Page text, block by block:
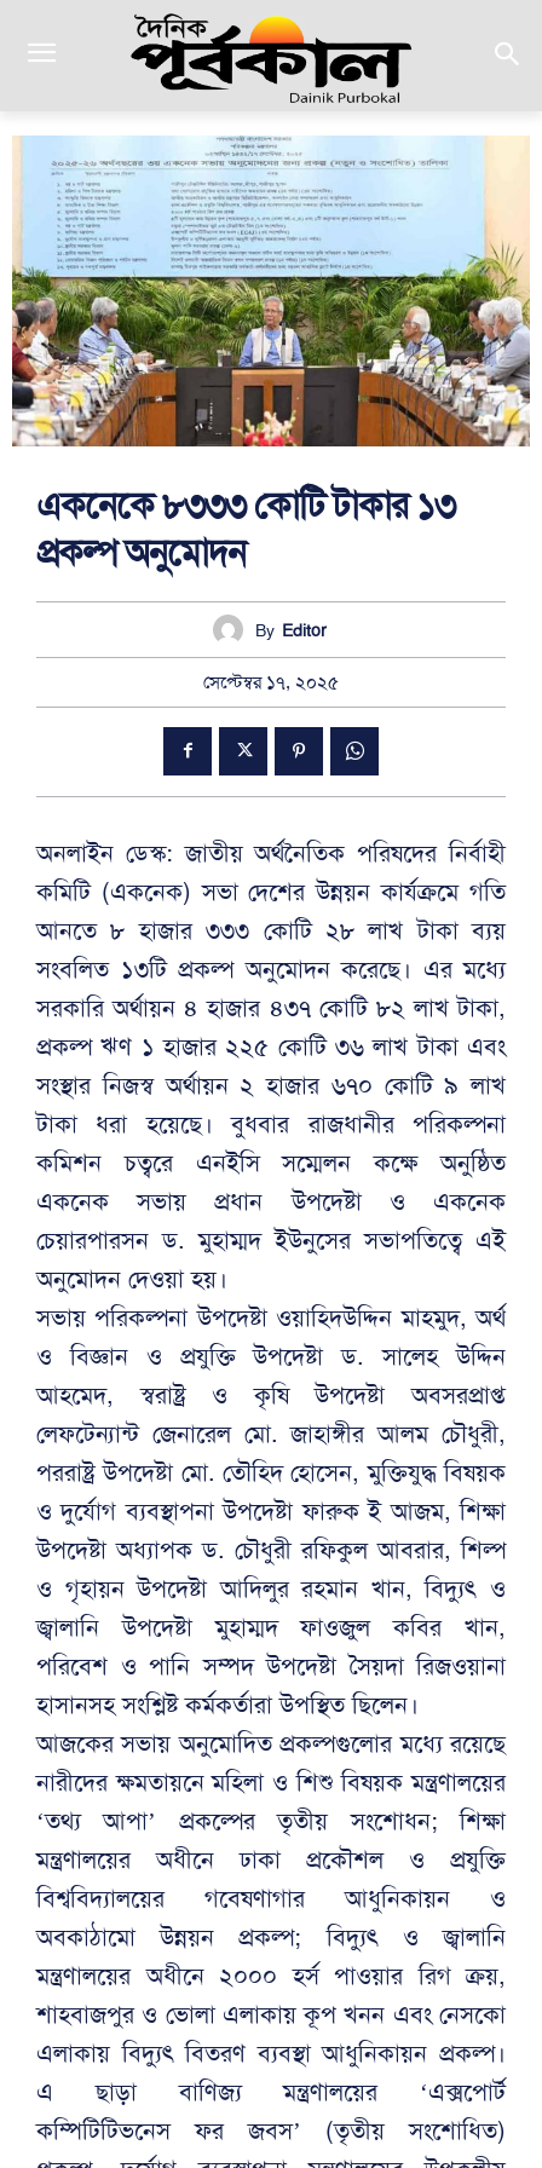
একনেকে ৮৩৩৩ কোটি টাকার ১৩
প্রকল্প অনুমোদন
By Editor
সেপ্টেম্বর ১৭, ২০২৫
অনলাইন ডেস্ক: জাতীয় অর্থনৈতিক পরিষদের নির্বাহী
কমিটি (একনেক) সভা দেশের উন্নয়ন কার্যক্রমে গতি
আনতে ৮ হাজার ৩৩৩ কোটি ২৮ লাখ টাকা ব্যয়
সংবলিত ১৩টি প্রকল্প অনুমোদন করেছে। এর মধ্যে
সরকারি অর্থায়ন ৪ হাজার ৪৩৭ কোটি ৮২ লাখ টাকা,
প্রকল্প ঋণ ১ হাজার ২২৫ কোটি ৩৬ লাখ টাকা এবং
সংস্থার নিজস্ব অর্থায়ন ২ হাজার ৬৭০ কোটি ৯ লাখ
টাকা ধরা হয়েছে। বুধবার রাজধানীর পরিকল্পনা
কমিশন চত্বরে এনইসি সম্মেলন কক্ষে অনুষ্ঠিত
একনেক সভায় প্রধান উপদেষ্টা ও একনেক
চেয়ারপারসন ড. মুহাম্মদ ইউনুসের সভাপতিত্বে এই
অনুমোদন দেওয়া হয়।
সভায় পরিকল্পনা উপদেষ্টা ওয়াহিদউদ্দিন মাহমুদ, অর্থ
ও বিজ্ঞান ও প্রযুক্তি উপদেষ্টা ড. সালেহ উদ্দিন
আহমেদ, স্বরাষ্ট্র ও কৃষি উপদেষ্টা অবসরপ্রাপ্ত
লেফটেন্যান্ট জেনারেল মো. জাহাঙ্গীর আলম চৌধুরী,
পররাষ্ট্র উপদেষ্টা মো. তৌহিদ হোসেন, মুক্তিযুদ্ধ বিষয়ক
ও দুর্যোগ ব্যবস্থাপনা উপদেষ্টা ফারুক ই আজম, শিক্ষা
উপদেষ্টা অধ্যাপক ড. চৌধুরী রফিকুল আবরার, শিল্প
ও গৃহায়ন উপদেষ্টা আদিলুর রহমান খান, বিদ্যুৎ ও
জ্বালানি উপদেষ্টা মুহাম্মদ ফাওজুল কবির খান,
পরিবেশ ও পানি সম্পদ উপদেষ্টা সৈয়দা রিজওয়ানা
হাসানসহ সংশ্লিষ্ট কর্মকর্তারা উপস্থিত ছিলেন।
আজকের সভায় অনুমোদিত প্রকল্পগুলোর মধ্যে রয়েছে
নারীদের ক্ষমতায়নে মহিলা ও শিশু বিষয়ক মন্ত্রণালয়ের
‘তথ্য আপা’ প্রকল্পের তৃতীয় সংশোধন; শিক্ষা
মন্ত্রণালয়ের অধীনে ঢাকা প্রকৌশল ও প্রযুক্তি
বিশ্ববিদ্যালয়ের গবেষণাগার আধুনিকায়ন ও
অবকাঠামো উন্নয়ন প্রকল্প; বিদ্যুৎ ও জ্বালানি
মন্ত্রণালয়ের অধীনে ২০০০ হর্স পাওয়ার রিগ ক্রয়,
শাহবাজপুর ও ভোলা এলাকায় কূপ খনন এবং নেসকো
এলাকায় বিদ্যুৎ বিতরণ ব্যবস্থা আধুনিকায়ন প্রকল্প।
এ ছাড়া বাণিজ্য মন্ত্রণালয়ের ‘এক্সপোর্ট
কম্পিটিটিভনেস ফর জবস’ (তৃতীয় সংশোধিত)